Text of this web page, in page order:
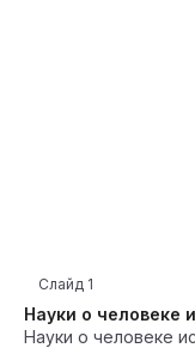
Науки о человеке
Слайд 1
Науки о человеке